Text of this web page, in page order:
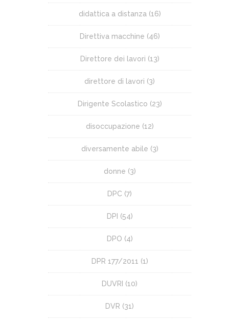
didattica a distanza (16)
Direttiva macchine (46)
Direttore dei lavori (13)
direttore di lavori (3)
Dirigente Scolastico (23)
disoccupazione (12)
diversamente abile (3)
donne (3)
DPC (7)
DPI (54)
DPO (4)
DPR 177/2011 (1)
DUVRI (10)
DVR (31)